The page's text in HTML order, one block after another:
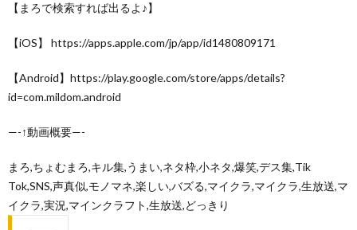
【まろで検索すれば出るよ♪】
【iOS】 https://apps.apple.com/jp/app/id1480809171
【Android】https://play.google.com/store/apps/details?
id=com.mildom.android
—-↑動画概要—-
まろ,ちょむまろ,キル集,うまい,ネタ枠,小ネタ,爆笑,デス集,Tik
Tok,SNS,声真似,モノマネ,楽しい,バズる,マイクラ,マイクラ,生放送,マ
イクラ,実況,マインクラフト,生放送,どっきり